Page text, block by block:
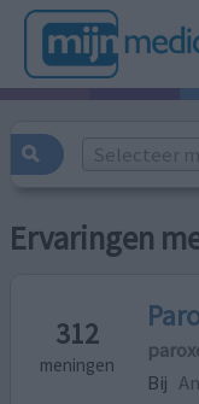
Selecteer
Ervaringen
312
meningen
Bij